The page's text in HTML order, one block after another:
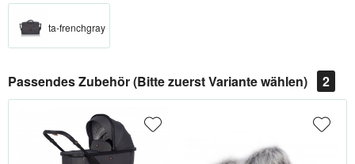
ta-frenchgray
Passendes Zubehör (Bitte zuerst Variante wählen) 2